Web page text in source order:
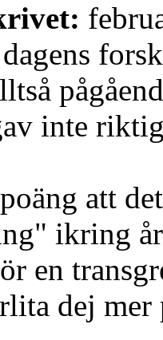
inte
att
ikring
en
dej mer